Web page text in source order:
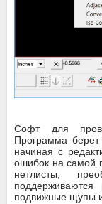
Софт для
Программа берет
начиная с
ошибок на самой
нетлисты,
поддерживаются
подвижные щупы